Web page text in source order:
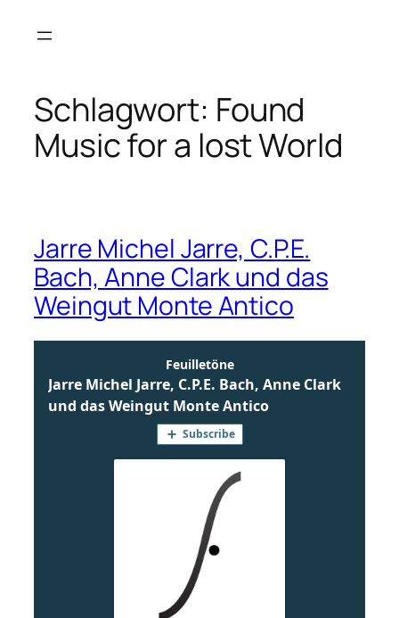
Inhalt
Schlagwort: Found
Music for a lost World
Jarre Michel Jarre, C.P.E.
Bach, Anne Clark und das
Weingut Monte Antico